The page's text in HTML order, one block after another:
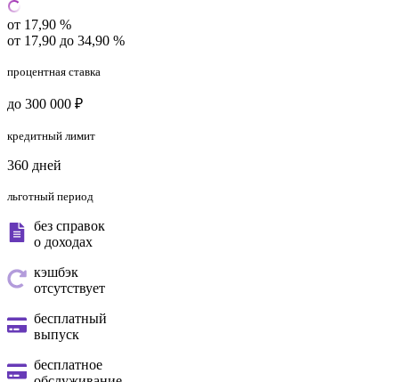
от 17,90 %
от 17,90 до 34,90 %
процентная ставка
до 300 000 ₽
кредитный лимит
360 дней
льготный период
без справок
о доходах
кэшбэк
отсутствует
бесплатный
выпуск
бесплатное